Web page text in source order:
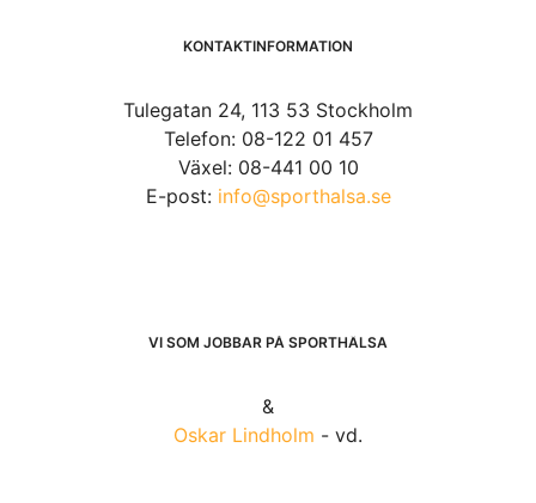
KONTAKTINFORMATION
Tulegatan 24, 113 53 Stockholm
Telefon: 08-122 01 457
Växel: 08-441 00 10
E-post: info@sporthalsa.se
VI SOM JOBBAR PÅ SPORTHÄLSA
&
Oskar Lindholm - vd.